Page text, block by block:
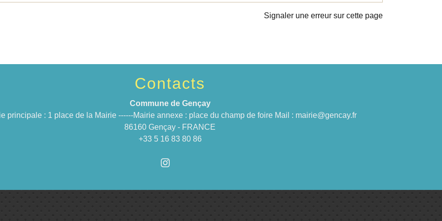
Signaler une erreur sur cette page
Contacts
Commune de Gençay
principale : 1 place de la Mairie ------Mairie annexe : place du champ de foire Mail : mairie@gencay.fr
86160 Gençay - FRANCE
+33 5 16 83 80 86